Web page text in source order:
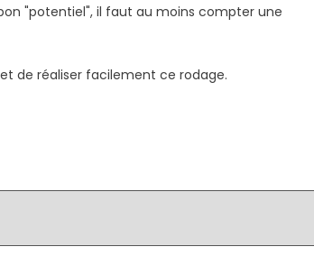
"potentiel", il faut au moins compter une
de réaliser facilement ce rodage.